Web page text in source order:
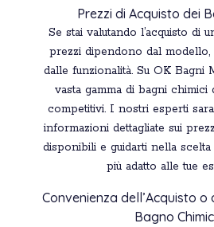
Prezzi di Acquisto dei
Se stai valutando l’acquisto di
prezzi dipendono dal
dalle funzionalità. Su OK Bagni
vasta gamma di bagni chimici
competitivi. I nostri esperti
informazioni dettagliate sui
disponibili e guidarti nella
più adatto alle tue
Convenienza dell’Acquisto
Bagno